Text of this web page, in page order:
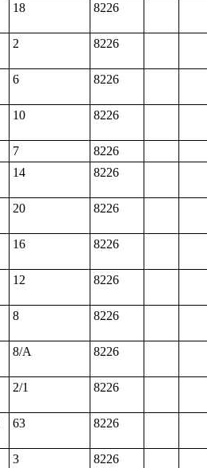
18 8226
2 8226
6 8226
10 8226
7
8226
14 8226
20 8226
16 8226
12 8226
8 8226
8/A 8226
2/1 8226
63 8226
3
8226